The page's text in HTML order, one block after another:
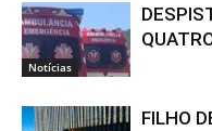
Notícias
FILHO